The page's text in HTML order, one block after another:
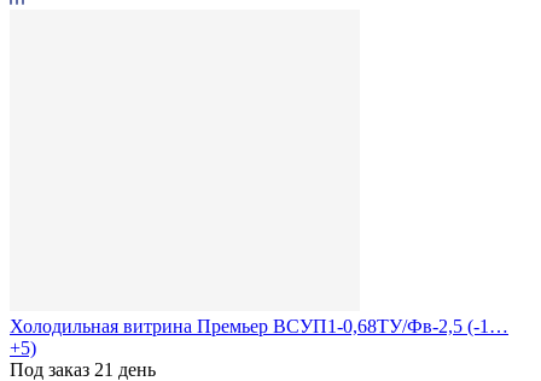
Холодильная витрина Премьер ВСУП1-0,68ТУ/Фв-2,5 (-1…
+5)
Под заказ 21 день